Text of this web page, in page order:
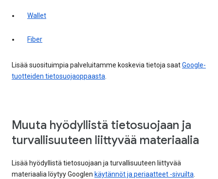
Wallet
Fiber
Lisää suosituimpia palveluitamme koskevia tietoja saatGoogle-
tuotteiden tietosuojaoppaasta.
Muuta hyödyllistä tietosuojaan ja
turvallisuuteen liittyvää materiaalia
Lisää hyödyllistä tietosuojaan ja turvallisuuteen liittyvää
materiaalia löytyy Googlen käytännöt ja periaatteet -sivuilta.